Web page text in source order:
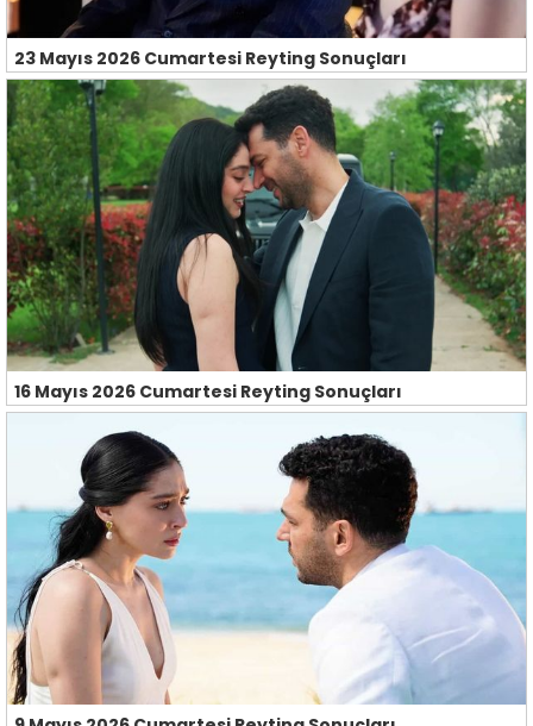
23 Mayıs 2026 Cumartesi Reyting Sonuçları
16 Mayıs 2026 Cumartesi Reyting Sonuçları